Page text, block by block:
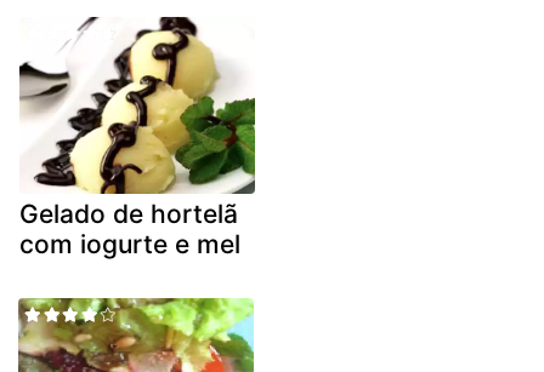
Gelado de hortelã
com iogurte e mel